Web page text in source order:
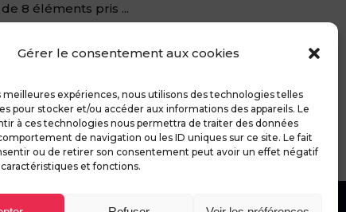
Gérer le consentement aux cookies
meilleures expériences, nous utilisons des technologies telles
pour stocker et/ou accéder aux informations des appareils. Le
à ces technologies nous permettra de traiter des données
de navigation ou les ID uniques sur ce site. Le fait
ou de retirer son consentement peut avoir un effet négatif
et fonctions.
8 éléments pris